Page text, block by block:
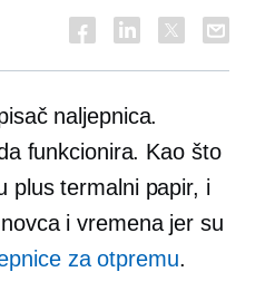
naljepnica.
funkcionira. Kao što
plus termalni papir, i
i vremena jer su
za otpremu.